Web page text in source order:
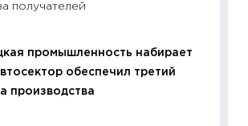
получателей
промышленность набирает
обеспечил третий
производства